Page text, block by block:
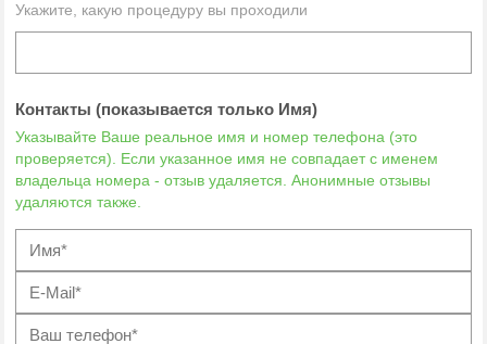
Укажите, какую процедуру вы проходили
Контакты (показывается только Имя)
Указывайте Ваше реальное имя и номер телефона (это
проверяется). Если указанное имя не совпадает с именем
владельца номера - отзыв удаляется. Анонимные отзывы
удаляются также.